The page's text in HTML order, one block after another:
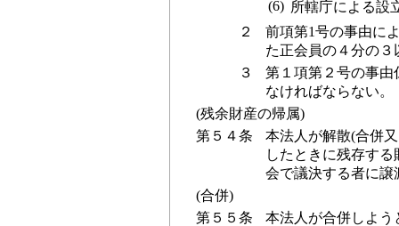
(6) 所轄庁による設
２
前項第1号の事由に
た正会員の４分の
３
第１項第２号の事由
なければならない。
(残余財産の帰属)
第５４条
本法人が解散(合併
したときに残存す
会で議決する者に譲
(合併)
第５５条
本法人が合併しよう